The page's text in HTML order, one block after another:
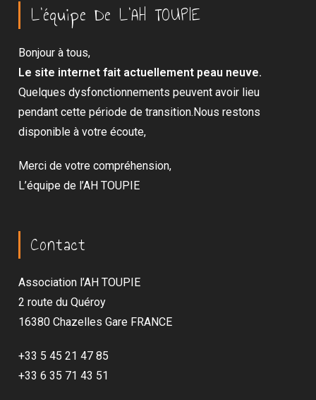
L’équipe De L’AH TOUPIE
Bonjour à tous,
Le site internet fait actuellement peau neuve.
Quelques dysfonctionnements peuvent avoir lieu
pendant cette période de transition.Nous restons
disponible à votre écoute,
Merci de votre compréhension,
L’équipe de l’AH TOUPIE
Contact
Association l’AH TOUPIE
2 route du Quéroy
16380 Chazelles Gare FRANCE
+33 5 45 21 47 85
+33 6 35 71 43 51